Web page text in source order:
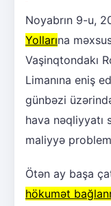
Noyabrın 9-u,
Yollarına
Vaşinqtondakı
Limanına eniş
günbəzi
hava nəqliyyatı
maliyyə
Ötən ay başa
hökumət